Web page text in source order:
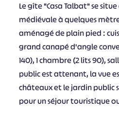
Le gîte "Casa Talbat" se
médiévale à quelques
aménagé de plain pied :
grand canapé d'angle
140), 1 chambre (2 lits 90),
public est attenant, la vue
châteaux et le jardin public
pour un séjour touristique